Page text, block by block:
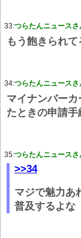
33:つらたんニュースさ
もう飽きられ
34:つらたんニュースさ
マイナンバー
たときの申請
35:つらたんニュースさ
>>34
マジで魅力あ
普及するよな